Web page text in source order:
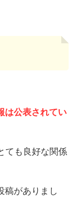
は公表されてい
ても良好な関係
稿がありまし